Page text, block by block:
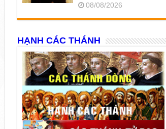
08/08/2026
HẠNH CÁC THÁNH